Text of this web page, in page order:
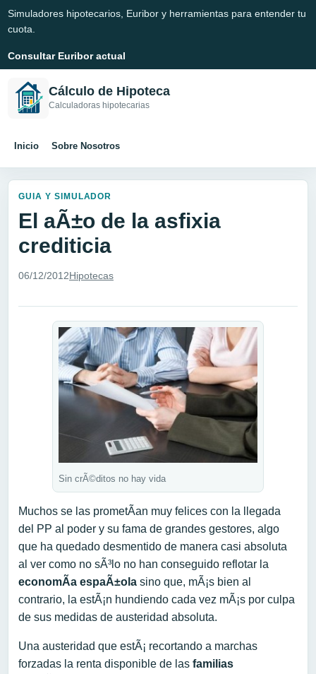
Simuladores hipotecarios, Euribor y herramientas para entender tu
cuota.
Consultar Euribor actual
Cálculo de Hipoteca
Calculadoras hipotecarias
Inicio Sobre Nosotros
GUIA Y SIMULADOR
El aÃ±o de la asfixia
crediticia
06/12/2012Hipotecas
Sin crÃ©ditos no hay vida
Muchos se las prometÃ­an muy felices con la llegada
del PP al poder y su fama de grandes gestores, algo
que ha quedado desmentido de manera casi absoluta
al ver como no sÃ³lo no han conseguido reflotar la
economÃ­a espaÃ±ola sino que, mÃ¡s bien al
contrario, la estÃ¡n hundiendo cada vez mÃ¡s por culpa
de sus medidas de austeridad absoluta.
Una austeridad que estÃ¡ recortando a marchas
forzadas la renta disponible de las familias